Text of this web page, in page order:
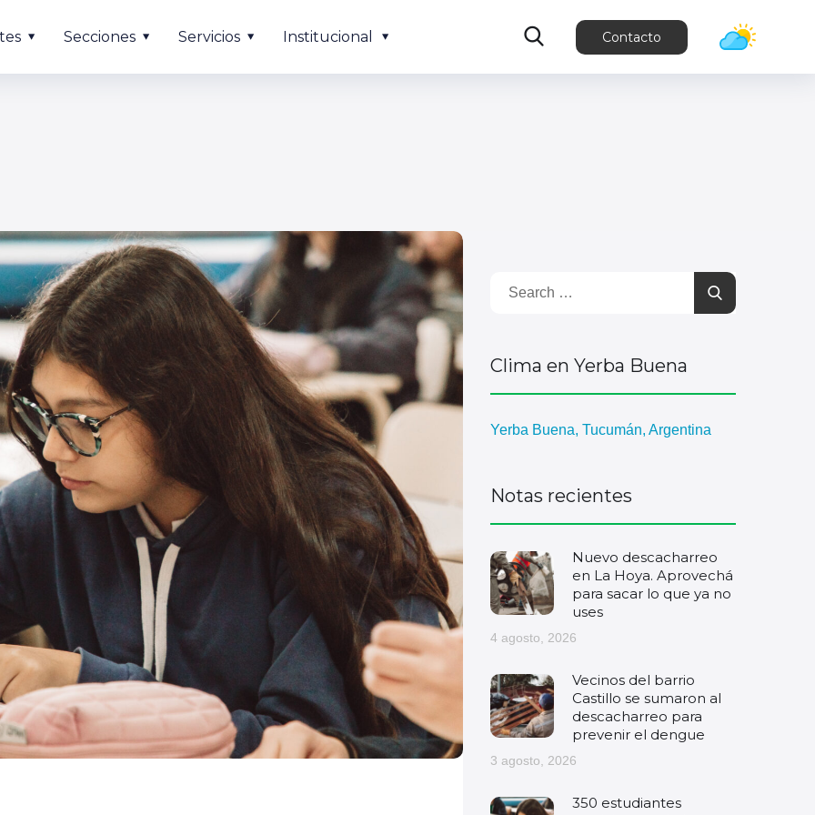
Secciones Servicios Institucional Contacto
Clima en Yerba Buena
Yerba Buena, Tucumán, Argentina
Notas recientes
Nuevo descacharreo
en La Hoya. Aprovechá
para sacar lo que ya no
uses
4 agosto, 2026
Vecinos del barrio
Castillo se sumaron al
descacharreo para
prevenir el dengue
3 agosto, 2026
350 estudiantes